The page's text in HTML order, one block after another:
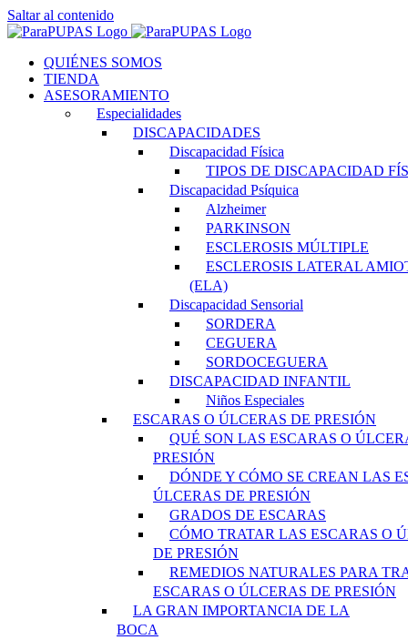
Saltar al contenido
QUIÉNES SOMOS
TIENDA
ASESORAMIENTO
Especialidades
DISCAPACIDADES
Discapacidad Física
TIPOS DE DISCAPACIDAD
Discapacidad Psíquica
Alzheimer
PARKINSON
ESCLEROSIS MÚLTIPLE
ESCLEROSIS LATERAL
(ELA)
Discapacidad Sensorial
SORDERA
CEGUERA
SORDOCEGUERA
DISCAPACIDAD INFANTIL
Niños Especiales
ESCARAS O ÚLCERAS DE PRESIÓN
QUÉ SON LAS ESCARAS O
PRESIÓN
DÓNDE Y CÓMO SE CREAN LAS
ÚLCERAS DE PRESIÓN
GRADOS DE ESCARAS
CÓMO TRATAR LAS ESCARAS O
DE PRESIÓN
REMEDIOS NATURALES PARA
ESCARAS O ÚLCERAS DE PRESIÓN
LA GRAN IMPORTANCIA DE LA
BOCA